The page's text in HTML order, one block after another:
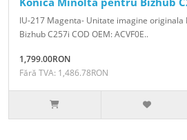
IU-217 Magenta- Unitate imagine
Bizhub C257i COD OEM: ACVF0E..
1,799.00RON
Fără TVA: 1,486.78RON